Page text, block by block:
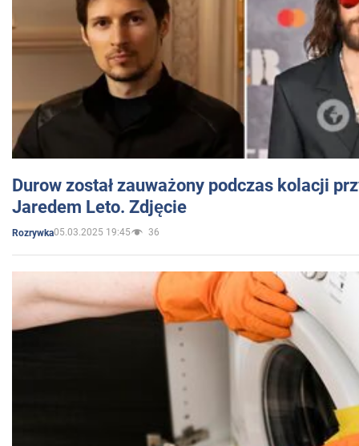
Durow został zauważony podczas kolacji
Jaredem Leto. Zdjęcie
Rozrywka05.03.2025 19:45 36